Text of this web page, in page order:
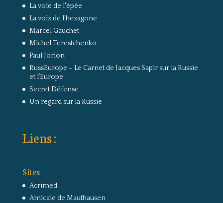
La voie de l'épée
La voix de l'hexagone
Marcel Gauchet
Michel Terestchenko
Paul Jorion
RussEurope – Le Carnet de Jacques Sapir sur la Russie
et l’Europe
Secret Défense
Un regard sur la Russie
Liens :
Sites
Acrimed
Amicale de Mauthausen